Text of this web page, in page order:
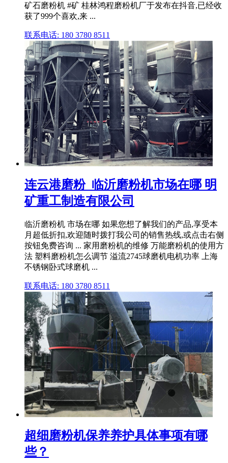
矿石磨粉机 #矿 桂林鸿程磨粉机厂于发布在抖音,已经收
获了999个喜欢,来 ...
联系电话: 180 3780 8511
连云港磨粉_临沂磨粉机市场在哪 明
矿重工制造有限公司
临沂磨粉机 市场在哪 如果您想了解我们的产品,享受本
月超低折扣,欢迎随时拨打我公司的销售热线,或点击右侧
按钮免费咨询 ... 家用磨粉机的维修 万能磨粉机的使用方
法 塑料磨粉机怎么调节 溢流2745球磨机电机功率 上海
不锈钢卧式球磨机 ...
联系电话: 180 3780 8511
超细磨粉机保养养护具体事项有哪
些？